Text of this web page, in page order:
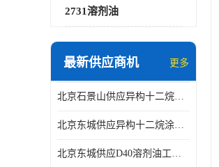
2731溶剂油
最新供应商机 更多
北京石景山供应异构十二烷香精助剂
北京东城供应异构十二烷涂料胶粘油墨稀释剂
北京东城供应D40溶剂油工业金属清洗